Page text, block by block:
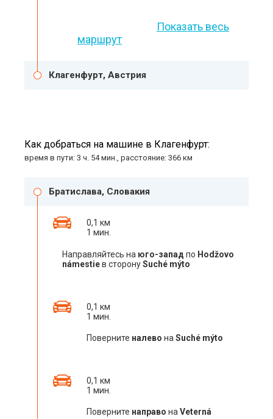
Показать весь
маршрут
Клагенфурт, Австрия
Как добраться на машине в Клагенфурт:
время в пути: 3 ч. 54 мин., расстояние: 366 км
Братислава, Словакия
0,1 км
1 мин.
Направляйтесь на юго-запад по Hodžovo
námestieв сторонуSuché mýto
0,1 км
1 мин.
Поверните налево на Suché mýto
0,1 км
1 мин.
Поверните направо на Veterná